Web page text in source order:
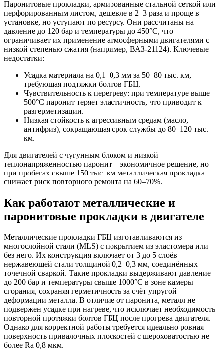
Паронитовые прокладки, армированные стальной сеткой или
перфорированным листом, дешевле в 2–3 раза и проще в
установке, но уступают по ресурсу. Они рассчитаны на
давление до 120 бар и температуры до 450°C, что
ограничивает их применение атмосферными двигателями с
низкой степенью сжатия (например, ВАЗ-21124). Ключевые
недостатки:
Усадка материала на 0,1–0,3 мм за 50–80 тыс. км,
требующая подтяжки болтов ГБЦ.
Чувствительность к перегреву: при температуре выше
500°C паронит теряет эластичность, что приводит к
разгерметизации.
Низкая стойкость к агрессивным средам (масло,
антифриз), сокращающая срок службы до 80–120 тыс.
км.
Для двигателей с чугунным блоком и низкой
теплонапряженностью паронит – экономичное решение, но
при пробегах свыше 150 тыс. км металлическая прокладка
снижает риск повторного ремонта на 60–70%.
Как работают металлические и
паронитовые прокладки в двигателе
Металлические прокладки ГБЦ изготавливаются из
многослойной стали (MLS) с покрытием из эластомера или
без него. Их конструкция включает от 3 до 5 слоёв
нержавеющей стали толщиной 0,2–0,3 мм, соединённых
точечной сваркой. Такие прокладки выдерживают давление
до 200 бар и температуры свыше 1000°C в зоне камеры
сгорания, сохраняя герметичность за счёт упругой
деформации металла. В отличие от паронита, металл не
подвержен усадке при нагреве, что исключает необходимость
повторной протяжки болтов ГБЦ после прогрева двигателя.
Однако для корректной работы требуется идеально ровная
поверхность привалочных плоскостей с шероховатостью не
более Ra 0,8 мкм.